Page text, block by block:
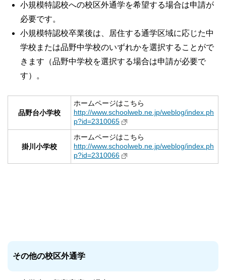
小規模特認校への校区外通学を希望する場合は申請が
必要です。
小規模特認校卒業後は、居住する通学区域に応じた中
学校または品野中学校のいずれかを選択することがで
きます（品野中学校を選択する場合は申請が必要で
す）。
品野台小学校
ホームページはこちら
http://www.schoolweb.ne.jp/weblog/index.ph
p?id=2310065
掛川小学校
ホームページはこちら
http://www.schoolweb.ne.jp/weblog/index.ph
p?id=2310066
その他の校区外通学